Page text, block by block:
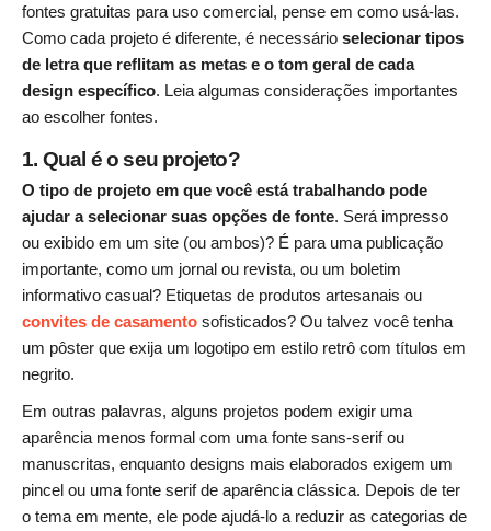
fontes gratuitas para uso comercial, pense em como usá-las.
Como cada projeto é diferente, é necessário selecionar tipos
de letra que reflitam as metas e o tom geral de cada
design específico. Leia algumas considerações importantes
ao escolher fontes.
1. Qual é o seu projeto?
O tipo de projeto em que você está trabalhando pode
ajudar a selecionar suas opções de fonte. Será impresso
ou exibido em um site (ou ambos)? É para uma publicação
importante, como um jornal ou revista, ou um boletim
informativo casual? Etiquetas de produtos artesanais ou
convites de casamento sofisticados? Ou talvez você tenha
um pôster que exija um logotipo em estilo retrô com títulos em
negrito.
Em outras palavras, alguns projetos podem exigir uma
aparência menos formal com uma fonte sans-serif ou
manuscritas, enquanto designs mais elaborados exigem um
pincel ou uma fonte serif de aparência clássica. Depois de ter
o tema em mente, ele pode ajudá-lo a reduzir as categorias de